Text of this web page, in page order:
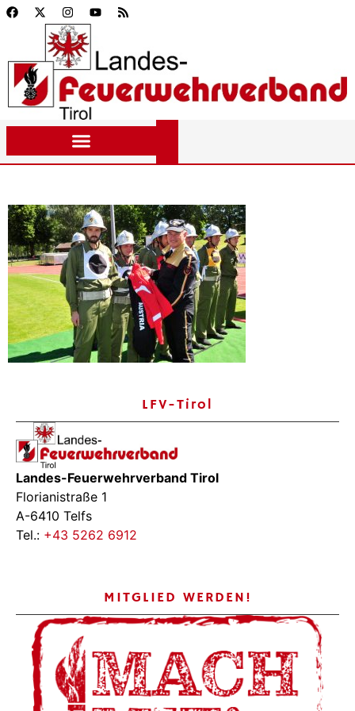
LFV-Tirol
Landes-Feuerwehrverband Tirol
Florianistraße 1
A-6410 Telfs
Tel.: +43 5262 6912
MITGLIED WERDEN!